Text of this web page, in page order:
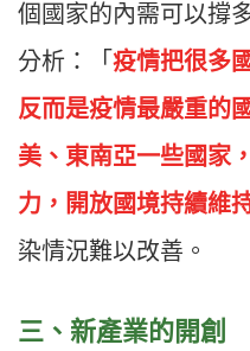
個國家的內需可以撐
分析：「 疫情把很多
反而是疫情最嚴重的
美、東南亞一些國家
力，開放國境持續維
染情況難以改善。
三、新產業的開創